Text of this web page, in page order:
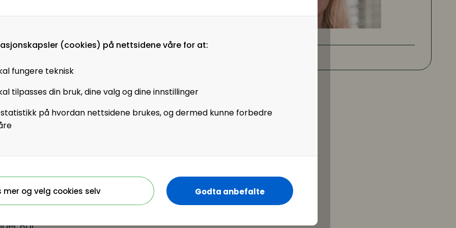
(cookies) på nettsidene våre for at:
fungere teknisk
tilpasses din bruk, dine valg og dine innstillinger
på hvordan nettsidene brukes, og dermed kunne forbedre
mer og velg cookies selv Godta anbefalte
HR tjenestene,
lønnsavdeling.
erfaring innen HR
rolle, som
prosjektleder i
AI i Nortura
samarbeid for å
med aktuelle
selv, og piloterte
med AI
bruk
av AI i ulike deler